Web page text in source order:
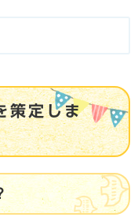
策定しま